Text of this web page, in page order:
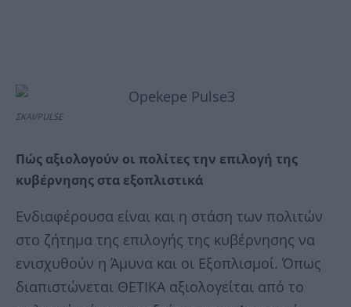
ΣΚΑΙ/PULSE
Πώς αξιολογούν οι πολίτες την επιλογή της
κυβέρνησης στα εξοπλιστικά
Ενδιαφέρουσα είναι και η στάση των πολιτών
στο ζήτημα της επιλογής της κυβέρνησης να
ενισχυθούν η Άμυνα και οι Εξοπλισμοί. Όπως
διαπιστώνεται ΘΕΤΙΚΑ αξιολογείται από το